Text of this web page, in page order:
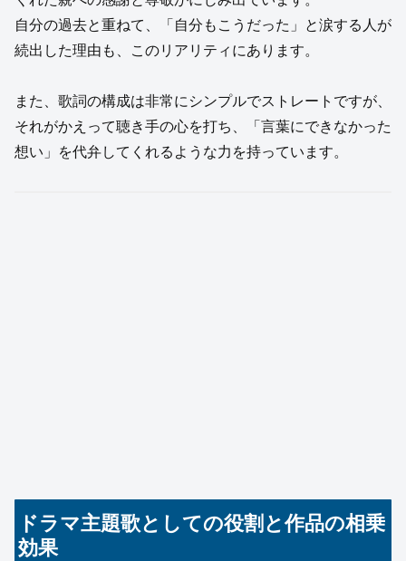
自分の過去と重ねて、「自分もこうだった」と涙する人が
続出した理由も、このリアリティにあります。
また、歌詞の構成は非常にシンプルでストレートですが、
それがかえって聴き手の心を打ち、「言葉にできなかった
想い」を代弁してくれるような力を持っています。
ドラマ主題歌としての役割と作品の相乗
効果